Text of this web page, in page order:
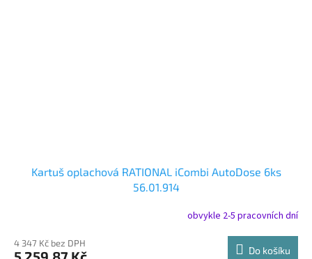
Kartuš oplachová RATIONAL iCombi AutoDose 6ks
56.01.914
obvykle 2-5 pracovních dní
4 347 Kč bez DPH
Do košíku